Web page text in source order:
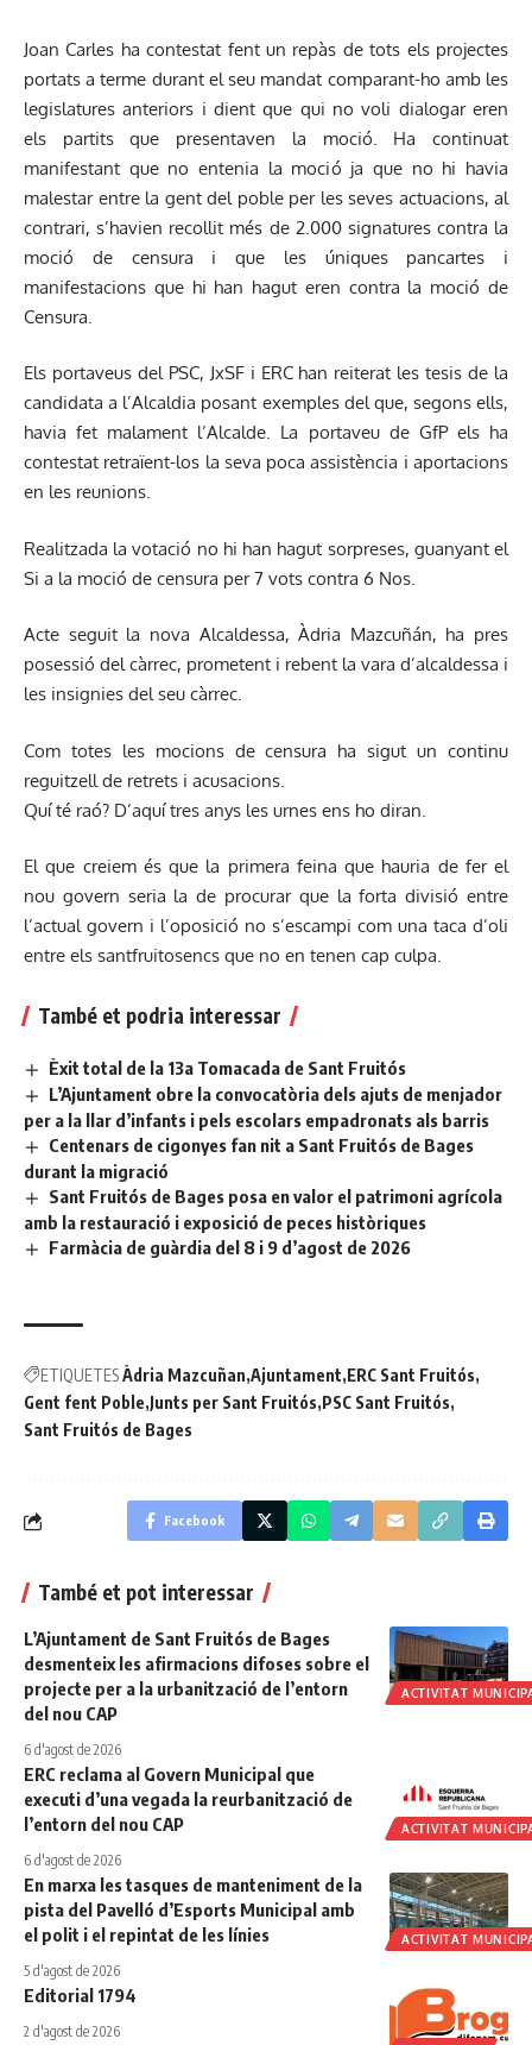
Joan Carles ha contestat fent un repàs de tots els projectes
portats a terme durant el seu mandat comparant-ho amb les
legislatures anteriors i dient que qui no voli dialogar eren
els partits que presentaven la moció. Ha continuat
manifestant que no entenia la moció ja que no hi havia
malestar entre la gent del poble per les seves actuacions, al
contrari, s’havien recollit més de 2.000 signatures contra la
moció de censura i que les úniques pancartes i
manifestacions que hi han hagut eren contra la moció de
Censura.
Els portaveus del PSC, JxSF i ERC han reiterat les tesis de la
candidata a l’Alcaldia posant exemples del que, segons ells,
havia fet malament l’Alcalde. La portaveu de GfP els ha
contestat retraïent-los la seva poca assistència i aportacions
en les reunions.
Realitzada la votació no hi han hagut sorpreses, guanyant el
Si a la moció de censura per 7 vots contra 6 Nos.
Acte seguit la nova Alcaldessa, Àdria Mazcuñán, ha pres
posessió del càrrec, prometent i rebent la vara d’alcaldessa i
les insignies del seu càrrec.
Com totes les mocions de censura ha sigut un continu
reguitzell de retrets i acusacions.
Quí té raó? D’aquí tres anys les urnes ens ho diran.
El que creiem és que la primera feina que hauria de fer el
nou govern seria la de procurar que la forta divisió entre
l’actual govern i l’oposició no s’escampi com una taca d’oli
entre els santfruitosencs que no en tenen cap culpa.
També et podria interessar
Èxit total de la 13a Tomacada de Sant Fruitós
L’Ajuntament obre la convocatòria dels ajuts de menjador
per a la llar d’infants i pels escolars empadronats als barris
Centenars de cigonyes fan nit a Sant Fruitós de Bages
durant la migració
Sant Fruitós de Bages posa en valor el patrimoni agrícola
amb la restauració i exposició de peces històriques
Farmàcia de guàrdia del 8 i 9 d’agost de 2026
ETIQUETESÀdria Mazcuñan Ajuntament ERC Sant Fruitós
Gent fent Poble Junts per Sant Fruitós PSC Sant Fruitós
Sant Fruitós de Bages
Facebook
També et pot interessar
ACTIVITAT
L’Ajuntament de Sant Fruitós de Bages
desmenteix les afirmacions difoses sobre el
projecte per a la urbanització de l’entorn
del nou CAP
6 d'agost de 2026
ACTIVITAT
ERC reclama al Govern Municipal que
executi d’una vegada la reurbanització de
l’entorn del nou CAP
6 d'agost de 2026
ACTIVITAT
En marxa les tasques de manteniment de la
pista del Pavelló d’Esports Municipal amb
el polit i el repintat de les línies
5 d'agost de 2026
Editorial 1794
2 d'agost de 2026